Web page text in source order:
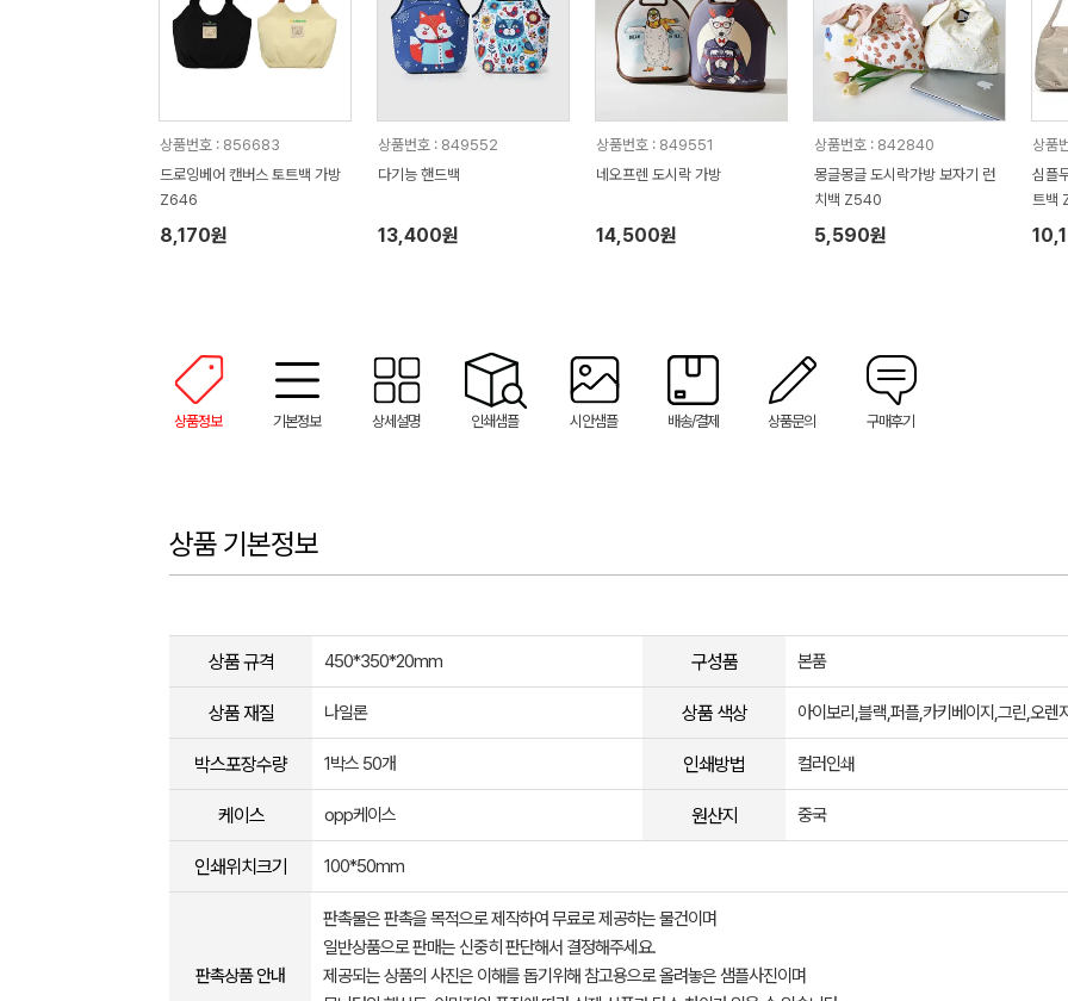
상품번호 : 856683
드로잉베어 캔버스 토트백 가방
Z646
8,170원
상품번호 : 849552
다기능 핸드백
13,400원
상품번호 : 849551
네오프렌 도시락 가방
14,500원
상품번호 : 842840
몽글몽글 도시락가방 보자기 런
치백 Z540
5,590원
상품
심플
트백
상품정보 기본정보 상세설명 인쇄샘플 시안샘플 배송/결제 상품문의 구매후기
상품 기본정보
상품 규격 450*350*20mm 구성품 본품
상품 재질 나일론 상품 색상 아이보리,블랙,퍼플,카키베이지,그린,오렌
박스포장수량 1박스 50개 인쇄방법 컬러인쇄
케이스 opp케이스 원산지 중국
인쇄위치크기 100*50mm
판촉상품 안내
판촉물은 판촉을 목적으로 제작하여 무료로 제공하는 물건이며
일반상품으로 판매는 신중히 판단해서 결정해주세요.
제공되는 상품의 사진은 이해를 돕기위해 참고용으로 올려놓은 샘플사진이며